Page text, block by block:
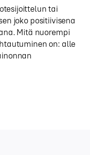
tai
joko positiivisena
Mitä nuorempi
on: alle